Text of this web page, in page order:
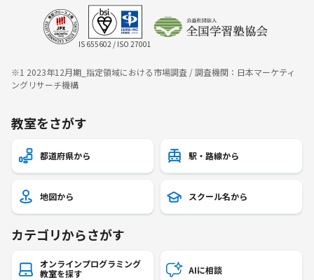
IS 655602 / ISO 27001
※1 2023年12月期_指定領域における市場調査 / 調査機関：日本マーケティ
ングリサーチ機構
教室をさがす
都道府県から 駅・路線から
地図から スクール名から
カテゴリからさがす
オンラインプログラミング
教室を探す
AIに相談